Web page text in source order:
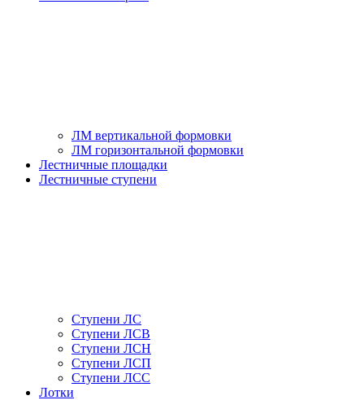
ЛМ вертикальной формовки
ЛМ горизонтальной формовки
Лестничные площадки
Лестничные ступени
Ступени ЛС
Ступени ЛСВ
Ступени ЛСН
Ступени ЛСП
Ступени ЛСС
Лотки